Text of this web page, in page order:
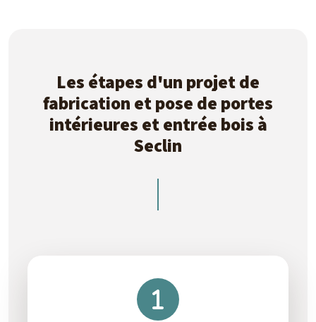
Les étapes d'un projet de
fabrication et pose de portes
intérieures et entrée bois à
Seclin